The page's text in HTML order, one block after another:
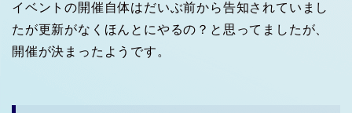
イベントの開催自体はだいぶ前から告知されていまし
たが更新がなくほんとにやるの？と思ってましたが、
開催が決まったようです。